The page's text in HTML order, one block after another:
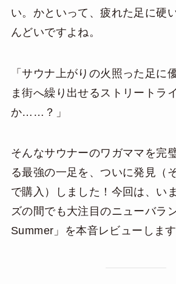
い。かといって、疲れた足に硬
んどいですよね。
「サウナ上がりの火照った足に
ま街へ繰り出せるストリートラ
か……？」
そんなサウナーのワガママを完
る最強の一足を、ついに発見（
で購入）しました！今回は、い
ズの間でも大注目のニューバラ
Summer」を本音レビューしま